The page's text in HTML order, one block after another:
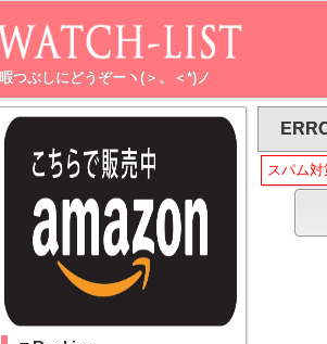
暇つぶしにどうぞーヽ(＞。＜*)ノ
スパム対